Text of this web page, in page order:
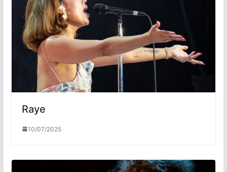
Raye
10/07/2025